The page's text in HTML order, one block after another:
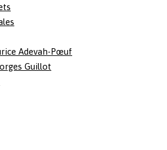
Adevah-Pœuf
Guillot